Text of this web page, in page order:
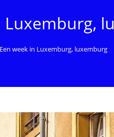
Luxemburg,
week in Luxemburg, luxemburg